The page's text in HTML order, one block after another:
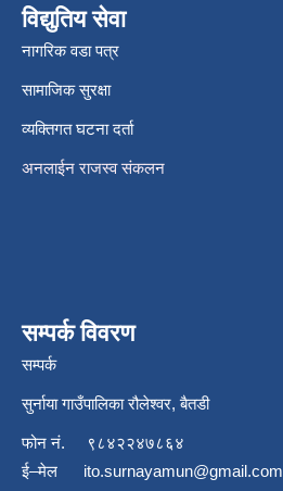
विद्युतिय सेवा
नागरिक वडा पत्र
सामाजिक सुरक्षा
व्यक्तिगत घटना दर्ता
अनलाईन राजस्व संकलन
सम्पर्क विवरण
सम्पर्क
सुर्नाया गाउँपालिका रौलेश्वर, बैतडी
फोन नं.
९८४२२४७८६४
ई–मेल ito.surnayamun@gmail.com